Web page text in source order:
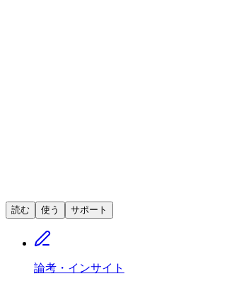
読む 使う サポート
論考・インサイト